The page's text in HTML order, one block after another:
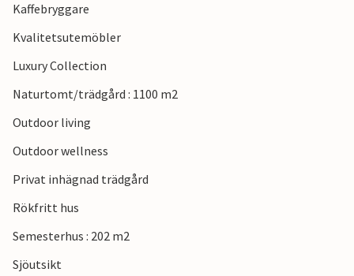
Kaffebryggare
Kvalitetsutemöbler
Luxury Collection
Naturtomt/trädgård : 1100 m2
Outdoor living
Outdoor wellness
Privat inhägnad trädgård
Rökfritt hus
Semesterhus : 202 m2
Sjöutsikt